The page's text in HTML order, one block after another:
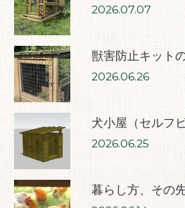
2026.07.07
獣害防止キット
2026.06.26
犬小屋（セルフ
2026.06.25
暮らし方、その